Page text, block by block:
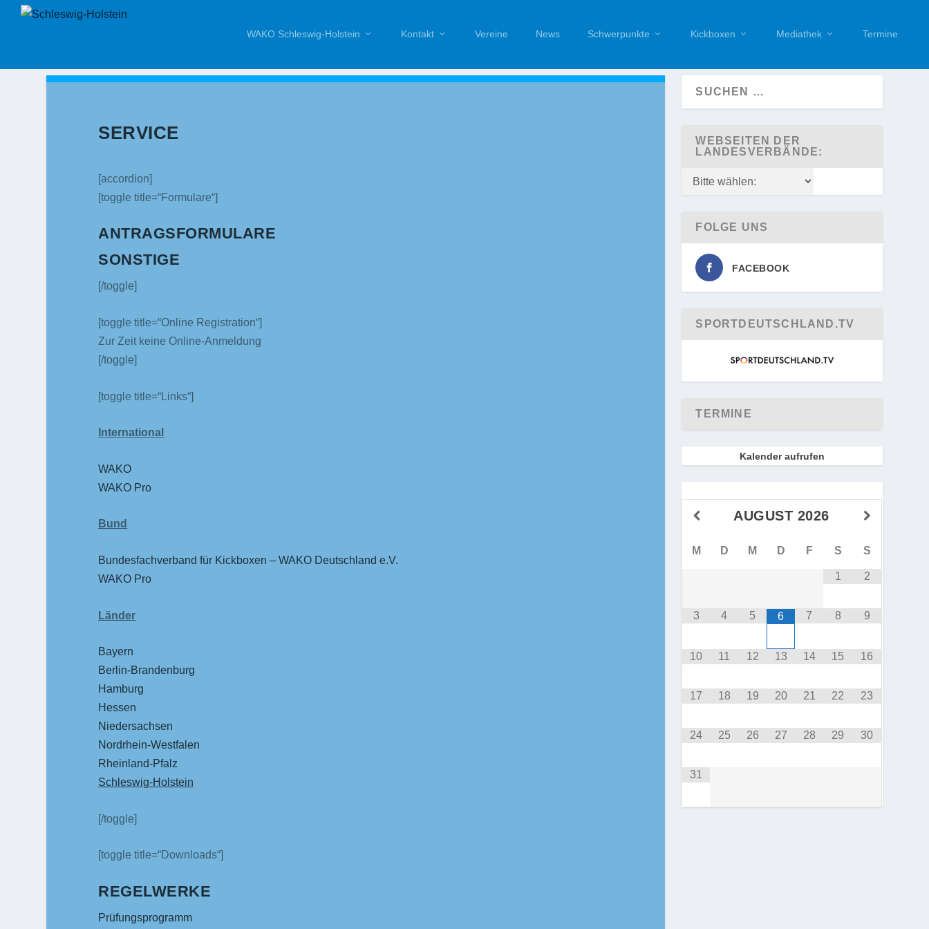
WAKO Schleswig-Holstein Kontakt Vereine News Schwerpunkte Kickboxen Mediathek Termine
SERVICE
[accordion]
[toggle title=“Formulare“]
ANTRAGSFORMULARE
SONSTIGE
[/toggle]
[toggle title=“Online Registration“]
Zur Zeit keine Online-Anmeldung
[/toggle]
[toggle title=“Links“]
International
WAKO
WAKO Pro
Bund
Bundesfachverband für Kickboxen – WAKO Deutschland e.V.
WAKO Pro
Länder
Bayern
Berlin-Brandenburg
Hamburg
Hessen
Niedersachsen
Nordrhein-Westfalen
Rheinland-Pfalz
Schleswig-Holstein
[/toggle]
[toggle title=“Downloads“]
REGELWERKE
Prüfungsprogramm
WEBSEITEN DER
LANDESVERBÄNDE:
FOLGE UNS
FACEBOOK
SPORTDEUTSCHLAND.TV
TERMINE
Kalender aufrufen
AUGUST 2026
M D M D F S S
1 2
3 4 5 6 7 8 9
10 11 12 13 14 15 16
17 18 19 20 21 22 23
24 25 26 27 28 29 30
31